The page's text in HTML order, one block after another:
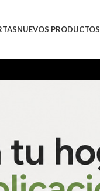
NUEVOS PRODUCTOS